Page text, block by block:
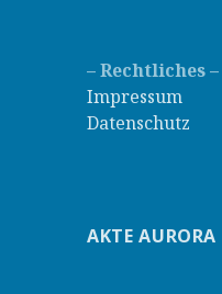
– Rechtliches –
Impressum
Datenschutz
AKTE AURORA